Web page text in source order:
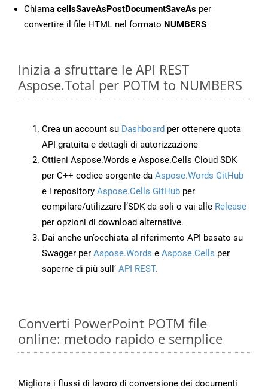
Chiama cellsSaveAsPostDocumentSaveAs per
convertire il file HTML nel formato NUMBERS
Inizia a sfruttare le API REST
Aspose.Total per POTM to NUMBERS
Crea un account su Dashboard per ottenere quota
API gratuita e dettagli di autorizzazione
Ottieni Aspose.Words e Aspose.Cells Cloud SDK
per C++ codice sorgente da Aspose.Words GitHub
e i repository Aspose.Cells GitHub per
compilare/utilizzare l’SDK da soli o vai alle Release
per opzioni di download alternative.
Dai anche un’occhiata al riferimento API basato su
Swagger per Aspose.Words e Aspose.Cells per
saperne di più sull’ API REST.
Converti PowerPoint POTM file
online: metodo rapido e semplice
Migliora i flussi di lavoro di conversione dei documenti